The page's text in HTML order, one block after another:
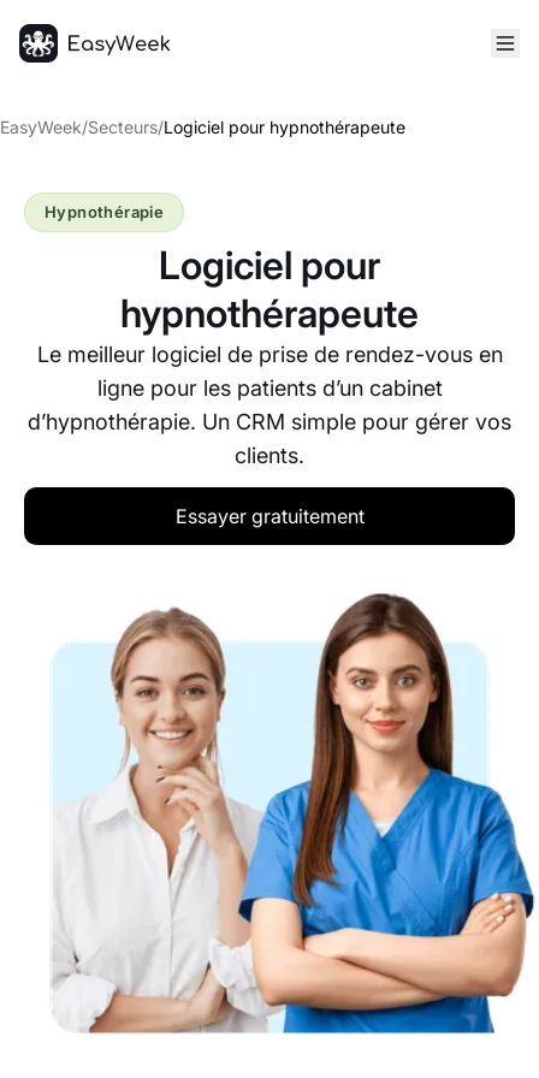
EasyWeek/Secteurs/Logiciel pour hypnothérapeute
Logiciel pour
hypnothérapeute
Le meilleur logiciel de prise de rendez-vous en
ligne pour les patients d’un cabinet
d’hypnothérapie. Un CRM simple pour gérer vos
clients.
Hypnothérapie
Essayer gratuitement